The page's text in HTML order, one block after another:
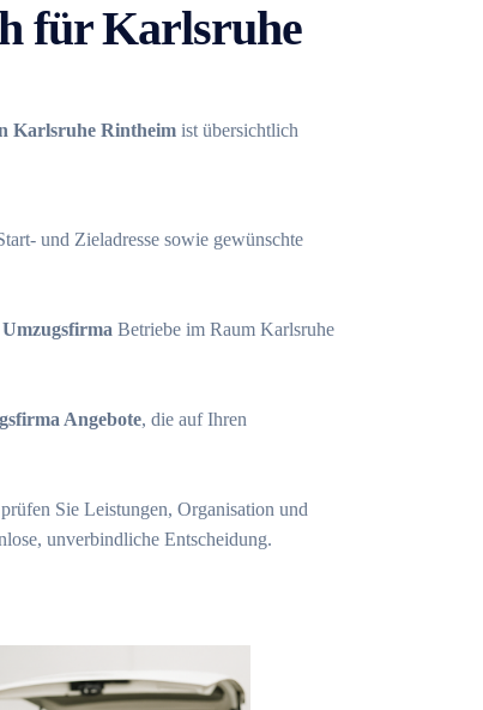
für Karlsruhe
Karlsruhe Rintheim ist übersichtlich
und Zieladresse sowie gewünschte
Umzugsfirma Betriebe im Raum Karlsruhe
Angebote, die auf Ihren
prüfen Sie Leistungen, Organisation und
unverbindliche Entscheidung.